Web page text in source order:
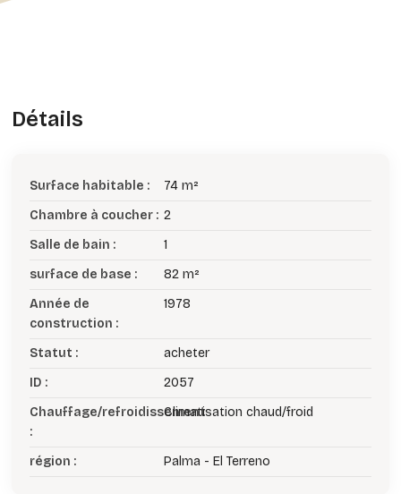
Détails
Surface habitable :
74 m²
Chambre à coucher : 2
Salle de bain :
1
surface de base :
82 m²
Année de
construction :
1978
Statut :
acheter
ID :
2057
Chauffage/refroidissement
:
Climatisation chaud/froid
région : Palma - El Terreno